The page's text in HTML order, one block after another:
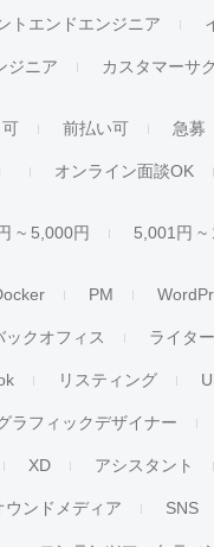
トエンドエンジニア
ジニア カスタマーサ
可 前払い可 急募
オンライン面談OK
~ 5,000円 5,001円 ~
PM
ックオフィス ライター
リスティング
ラフィックデザイナー
XD アシスタント
ウンドメディア SNS